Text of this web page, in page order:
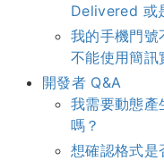
Delivered 或
我的手機門號
不能使用簡訊
開發者 Q&A
我需要動態
嗎？
想確認格式是